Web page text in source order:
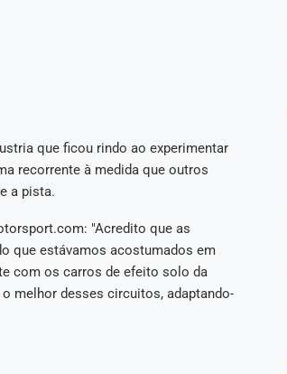
que ficou rindo ao experimentar
recorrente à medida que outros
a pista.
"Acredito que as
que estávamos acostumados em
com os carros de efeito solo da
melhor desses circuitos, adaptando-